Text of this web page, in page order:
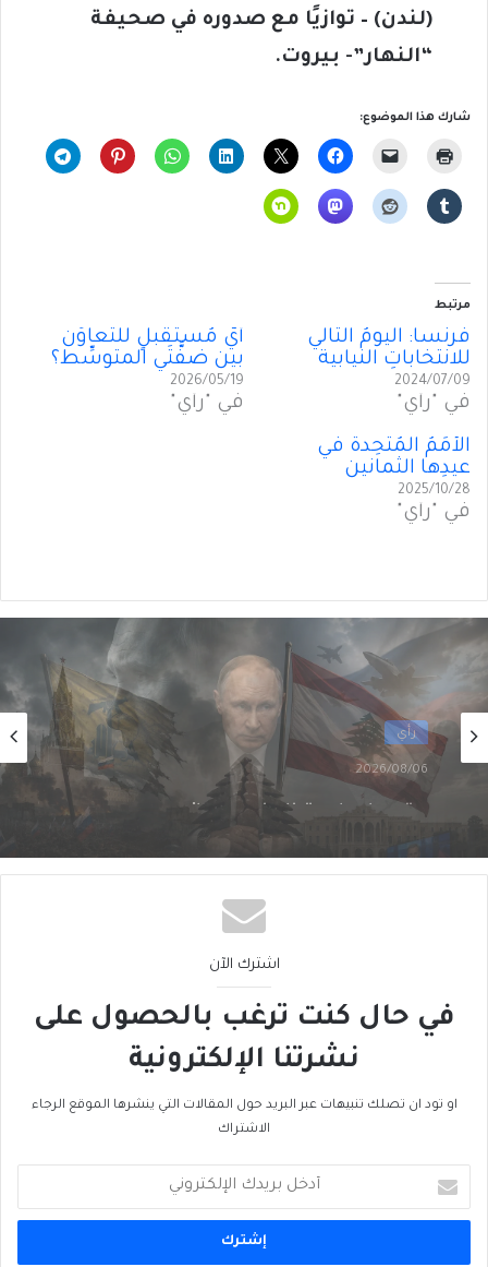
(لندن) – توازيًا مع صدوره في صحيفة
“النهار”- بيروت.
شارك هذا الموضوع:
مرتبط
فرنسا: اليومُ التالي
للانتخاباتِ النيابية
2024/07/09
في "رأي"
أيُّ مُستقبلٍ للتعاوُن
بين ضفَّتَي المتوسِّط؟
2026/05/19
في "رأي"
الأُمَمُ المُتَّحِدة في
عيدِها الثمانين
2025/10/28
في "رأي"
رأي
2026/08/06
تَخوينُ “حزب الله” رمزيَّة الدولة يُفقِدُهُ حاضِنَته
اللبنانية؟
اشترك الآن
في حال كنت ترغب بالحصول على
نشرتنا الإلكترونية
او تود ان تصلك تنبيهات عبر البريد حول المقالات التي ينشرها الموقع الرجاء
الاشتراك
بريدك
الإلكتروني